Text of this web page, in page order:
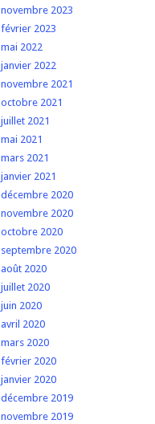
novembre 2023
février 2023
mai 2022
janvier 2022
novembre 2021
octobre 2021
juillet 2021
mai 2021
mars 2021
janvier 2021
décembre 2020
novembre 2020
octobre 2020
septembre 2020
août 2020
juillet 2020
juin 2020
avril 2020
mars 2020
février 2020
janvier 2020
décembre 2019
novembre 2019